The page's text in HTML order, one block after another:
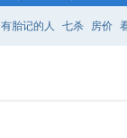
有胎记的人 七杀 房价